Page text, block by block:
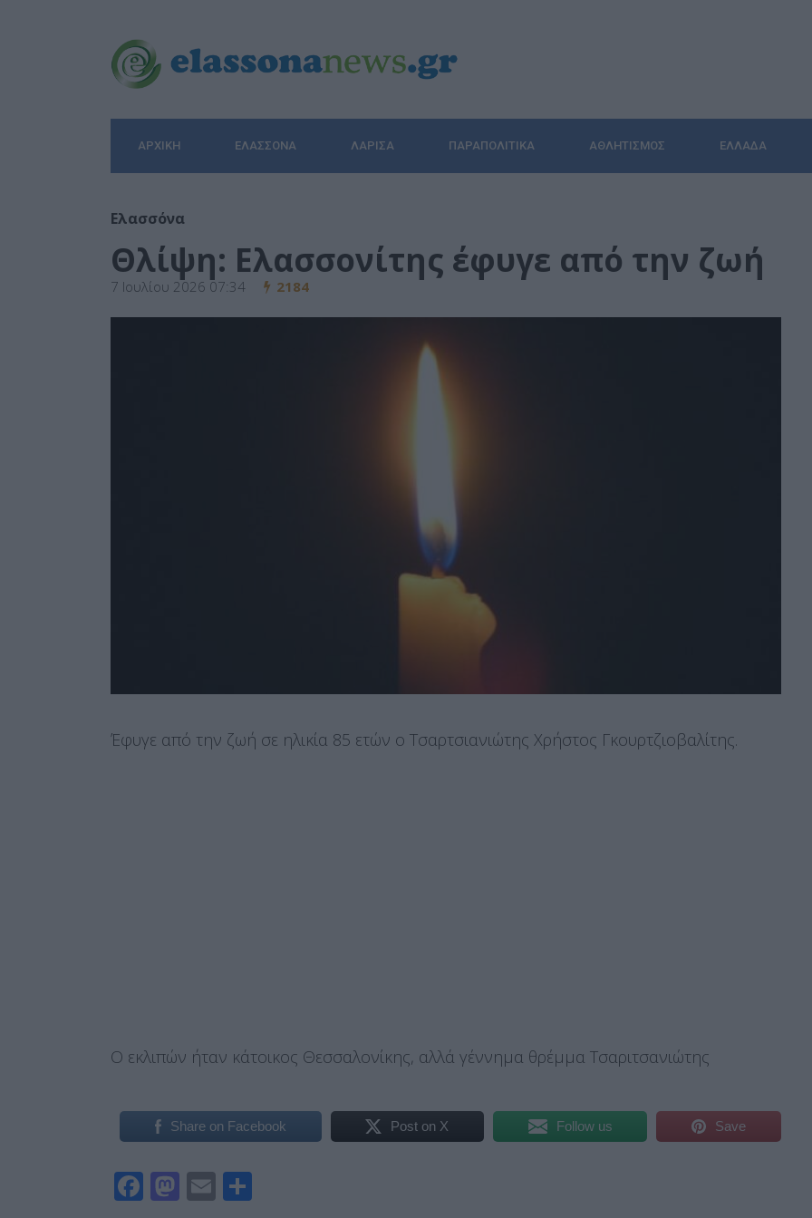
ΑΡΧΙΚΉ ΕΛΑΣΣΌΝΑ ΛΆΡΙΣΑ ΠΑΡΑΠΟΛΙΤΙΚΆ ΑΘΛΗΤΙΣΜΌΣ ΕΛΛΆΔΑ
Ελασσόνα
Θλίψη: Ελασσονίτης έφυγε από την ζωή
7 Ιουλίου 2026 07:34 2184
Έφυγε από την ζωή σε ηλικία 85 ετών ο Τσαρτσιανιώτης Χρήστος Γκουρτζιοβαλίτης.
Ο εκλιπών ήταν κάτοικος Θεσσαλονίκης, αλλά γέννημα θρέμμα Τσαριτσανιώτης
Share on Facebook Post on X Follow us Save
F M E